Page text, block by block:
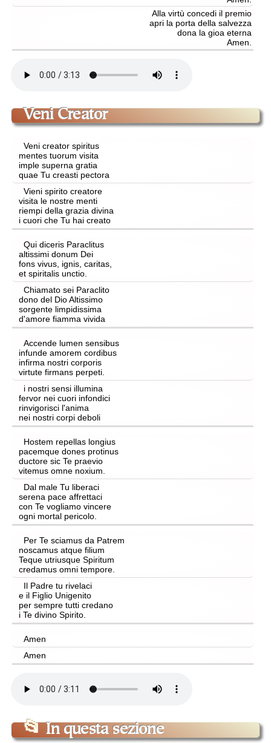
Alla virtù concedi il premio
apri la porta della salvezza
dona la gioa eterna
Amen.
Veni Creator
Veni creator spiritus
mentes tuorum visita
imple superna gratia
quae Tu creasti pectora
Vieni spirito creatore
visita le nostre menti
riempi della grazia divina
i cuori che Tu hai creato
Qui diceris Paraclitus
altissimi donum Dei
fons vivus, ignis, caritas,
et spiritalis unctio.
Chiamato sei Paraclito
dono del Dio Altissimo
sorgente limpidissima
d'amore fiamma vivida
Accende lumen sensibus
infunde amorem cordibus
infirma nostri corporis
virtute firmans perpeti.
i nostri sensi illumina
fervor nei cuori infondici
rinvigorisci l'anima
nei nostri corpi deboli
Hostem repellas longius
pacemque dones protinus
ductore sic Te praevio
vitemus omne noxium.
Dal male Tu liberaci
serena pace affrettaci
con Te vogliamo vincere
ogni mortal pericolo.
Per Te sciamus da Patrem
noscamus atque filium
Teque utriusque Spiritum
credamus omni tempore.
Il Padre tu rivelaci
e il Figlio Unigenito
per sempre tutti credano
i Te divino Spirito.
Amen
Amen
📂 In questa sezione